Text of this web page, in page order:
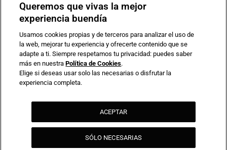
Compromiso de seguridad en pagos electrónicos
Queremos que vivas la mejor
experiencia buendía
Usamos cookies propias y de terceros para analizar el uso de
la web, mejorar tu experiencia y ofrecerte contenido que se
adapte a ti. Siempre respetamos tu privacidad: puedes saber
más en nuestraPolítica de Cookies.
Elige si deseas usar solo las necesarias o disfrutar la
experiencia completa.
ACEPTAR
SÓLO NECESARIAS